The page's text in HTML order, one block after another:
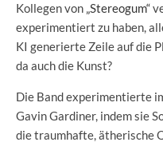
Kollegen von „Stereogum“
experimentiert zu haben,
KI generierte Zeile auf die
da auch die Kunst?
Die Band experimentierte
Gavin Gardiner, indem sie
die traumhafte, ätherische